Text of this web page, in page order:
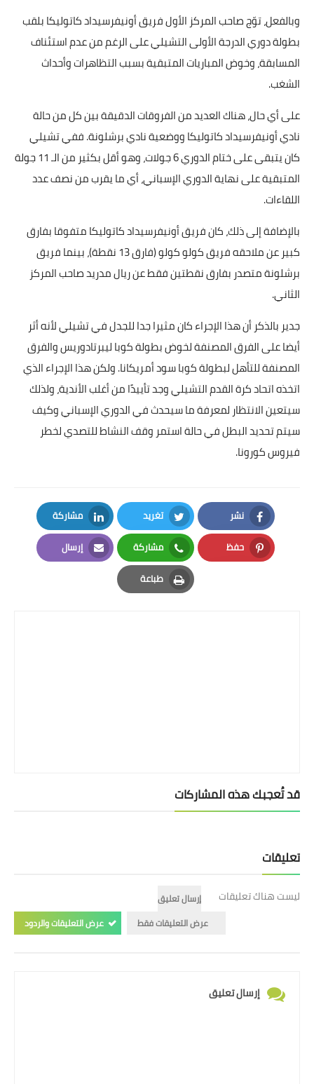
وبالفعل، توّج صاحب المركز الأول فريق أونيفرسيداد كاتوليكا بلقب
بطولة دوري الدرجة الأولى التشيلي على الرغم من عدم استئناف
المسابقة، وخوض المباريات المتبقية بسبب التظاهرات وأحداث
الشغب.
على أي حال، هناك العديد من الفروقات الدقيقة بين كل من حالة
نادي أونيفرسيداد كاتوليكا ووضعية نادي برشلونة. ففي تشيلي
كان يتبقى على ختام الدوري 6 جولات، وهو أقل بكثير من الـ 11 جولة
المتبقية على نهاية الدوري الإسباني، أي ما يقرب من نصف عدد
اللقاءات.
بالإضافة إلى ذلك، كان فريق أونيفرسيداد كاتوليكا متفوقا بفارق
كبير عن ملاحقه فريق كولو كولو (فارق 13 نقطة)، بينما فريق
برشلونة متصدر بفارق نقطتين فقط عن ريال مدريد صاحب المركز
الثاني.
جدير بالذكر أن هذا الإجراء كان مثيرا جدا للجدل في تشيلي لأنه أثر
أيضا على الفرق المصنفة لخوض بطولة كوبا ليبرتادوريس والفرق
المصنفة للتأهل لبطولة كوبا سود أمريكانا. ولكن هذا الإجراء الذي
اتخذه اتحاد كرة القدم التشيلي وجد تأييدًا من أغلب الأندية، ولذلك
سيتعين الانتظار لمعرفة ما سيحدث في الدوري الإسباني وكيف
سيتم تحديد البطل في حالة استمر وقف النشاط للتصدي لخطر
فيروس كورونا.
نشر
Facebook
تغريد
Twitter
مشاركة
LinkedIn
حفظ
Pinterest
مشاركة
Whatsapp
إرسال
Email
طباعة
Print
قد تُعجبك هذه المشاركات
تعليقات
ليست هناك تعليقات
إرسال تعليق
عرض التعليقات فقط
عرض التعليقات والردود
إرسال تعليق